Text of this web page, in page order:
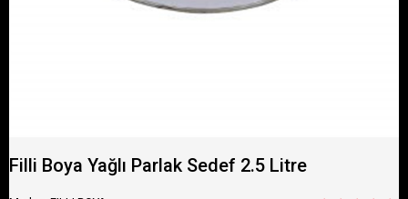
Filli Boya Yağlı Parlak Sedef 2.5 Litre